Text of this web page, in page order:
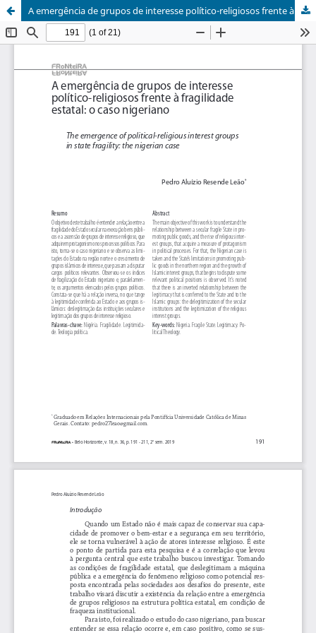
A emergência de grupos de interesse político-religiosos frente à ilegitimidade estatal: o caso nigeriano